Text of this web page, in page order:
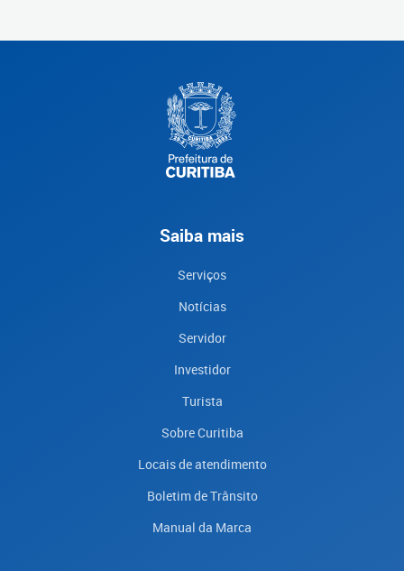
Saiba mais
Serviços
Notícias
Servidor
Investidor
Turista
Sobre Curitiba
Locais de atendimento
Boletim de Trânsito
Manual da Marca